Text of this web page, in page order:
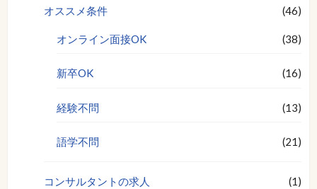
オススメ条件 (46)
オンライン面接OK (38)
新卒OK (16)
経験不問 (13)
語学不問 (21)
コンサルタントの求人 (1)